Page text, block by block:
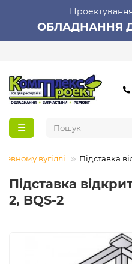
ОБЛАДНАННЯ
вугіллі Підставка
Підставка
2, BQS-2